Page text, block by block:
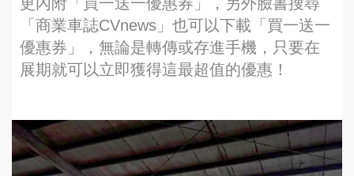
「商業車誌CVnews」也可以下載「買一送一
優惠券」，無論是轉傳或存進手機，只要在
展期就可以立即獲得這最超值的優惠！